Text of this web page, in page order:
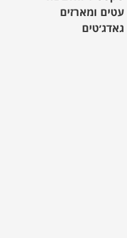
עטים ומארזים
גאדג׳טים